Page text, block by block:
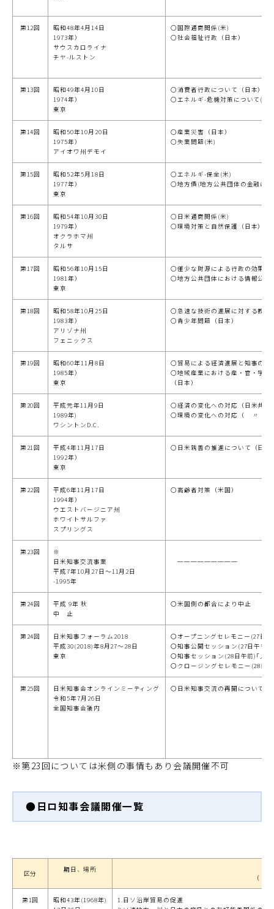
第12回
昭和48年4月14日
1973年）
サウスカロライナ
チヤ-ルストン
○国際通商関係(米)
○社会福祉行政（日本）
第13回
昭和49年4月10日
1974年）
東京
○消費者行政について（日本）
○エネルギ-危機対策について(米)
第14回
昭和50年10月20日
1975年）
アイオワ州デモイ
○産業災害（日本）
○失業問題(米)
第15回
昭和52年5月18日
1977年）
東京
○エネルギ-保全(米)
○地方債(地方公共団体の金融に
第16回
昭和54年10月30日
1979年）
オクラホマ州
タルサ
○日米通商関係(米)
○環境対策と自然保護（日本）
第17回
昭和56年10月15日
1981年）
東京
○僅少な財源による行政の効果的
○地方公共団体における情報公開
第18回
昭和58年10月25日
1983年）
アリゾナ州
フェニックス
○急速な技術の進展に対する教育
○青少年問題（日本）
第19回
昭和60年11月8日
1985年）
東京
○貿易による経済進展と知事の役
○地域産業における産・官・学共
（日本）
第20回
平成元年11月9日
1989年)
ワシントンD.C.
○経済の変化への対応（日米共同)
○環境の変化への対応（ 〃
第21回
平成4年11月17日
1992年）
東京
○日米親善の推進について（日米
第22回
平成6年11月17日
1994年）
ウエストバージニア州
ホワイトサルファ
スプリングス
○高齢者対策（米国）
第23回
※
日米知事交流事業
平成7年10月27日～11月2日
-1995年
─────────
第24回
平成 9年 秋
中 止
〇米国側の都合により中止
第24回
日米知事フォーラム2018
平成30(2018)年8月27～28日
東京
〇オープニングセレモニー(27日
〇知事公開セッション(27日午後)
〇知事セッション(28日午前)｢人
〇クロージングセレモニー(28日
第25回
日米知事会オンラインミーティング
令和5年7月26日
全国知事会議内
〇日米知事交流の再開について
※第23回については米側の事情もあり会議開催不可
●日ロ知事会議開催一覧
区分 期日、場所
（ ）
第1回
昭和43年(1968年)
1.日ソ沿岸貿易の促進